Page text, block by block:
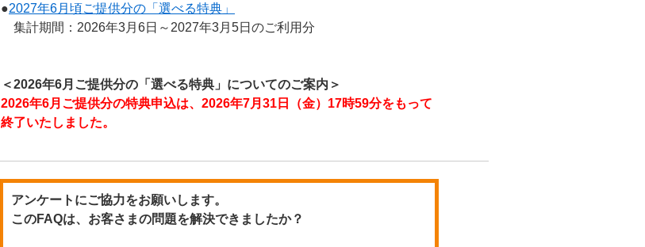
●2027年6月頃ご提供分の「選べる特典」
集計期間：2026年3月6日～2027年3月5日のご利用分
＜2026年6月ご提供分の「選べる特典」についてのご案内＞
2026年6月ご提供分の特典申込は、2026年7月31日（金）17時59分をもって
終了いたしました。
アンケートにご協力をお願いします。
このFAQは、お客さまの問題を解決できましたか？